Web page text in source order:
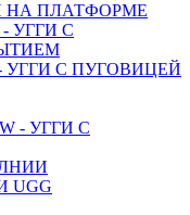
НА ПЛАТФОРМЕ
- УГГИ С
- УГГИ С ПУГОВИЦЕЙ
- УГГИ С
UGG